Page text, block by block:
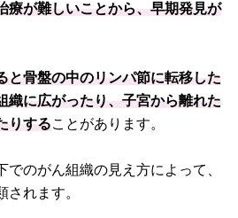
療が難しいことから、早期発見が
と骨盤の中のリンパ節に転移した
織に広がったり、子宮から離れた
りすることがあります。
でのがん組織の見え方によって、
されます。